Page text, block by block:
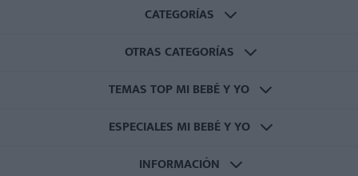
CATEGORÍAS
OTRAS CATEGORÍAS
TEMAS TOP MI BEBÉ Y YO
ESPECIALES MI BEBÉ Y YO
INFORMACIÓN